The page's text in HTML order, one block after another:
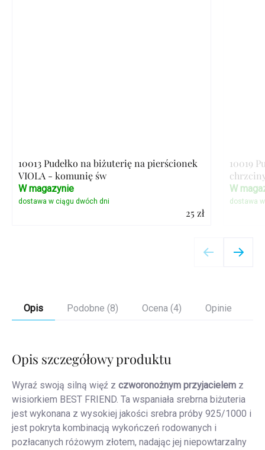
10013 Pudełko na biżuterię na pierścionek
VIOLA - komunię św
25 zł
W magazynie
10019
W
Opis Podobne (8) Ocena (4) Opinie
Opis szczegółowy produktu
Wyraź swoją silną więź z czworonożnym przyjacielem z
wisiorkiem BEST FRIEND. Ta wspaniała srebrna biżuteria
jest wykonana z wysokiej jakości srebra próby 925/1000 i
jest pokryta kombinacją wykończeń rodowanych i
pozłacanych różowym złotem, nadając jej niepowtarzalny